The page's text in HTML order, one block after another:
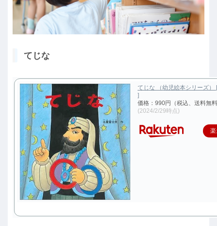
てじな
てじな （幼児絵本シリーズ）
]
価格：990円（税込、送料無
(2024/2/29時点)